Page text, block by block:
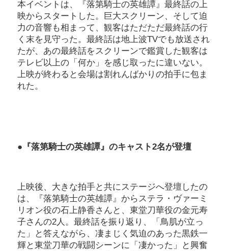
本イベントは、『落第騎士の英雄譚』最終話の上
映からスタートした。巨大スクリーン、そして迫
力の音響も相まって、観客はただただ最終話の行
く末を見守った。最終話は地上波TVでも放送され
たが、あの最終話をスクリーンで鑑賞した観客は
テレビ以上の「何か」を感じ取ったに違いない。
上映が終わると会場は割れんばかりの拍手に包ま
れた。
●『落第騎士の英雄譚』のキャスト2名が登壇
上映後、大きな拍手と共にステージへ登壇したの
は、『落第騎士の英雄譚』からステラ・ヴァーミ
リオン役の石上静香さんと、東堂刀華役の金元寿
子さんの2人。最終話を振り返り、「鳥肌が立っ
た」と答えながら、凄まじく気迫のあった黒鉄一
輝と東堂刀華の戦闘シーンに「凄かった」と興奮